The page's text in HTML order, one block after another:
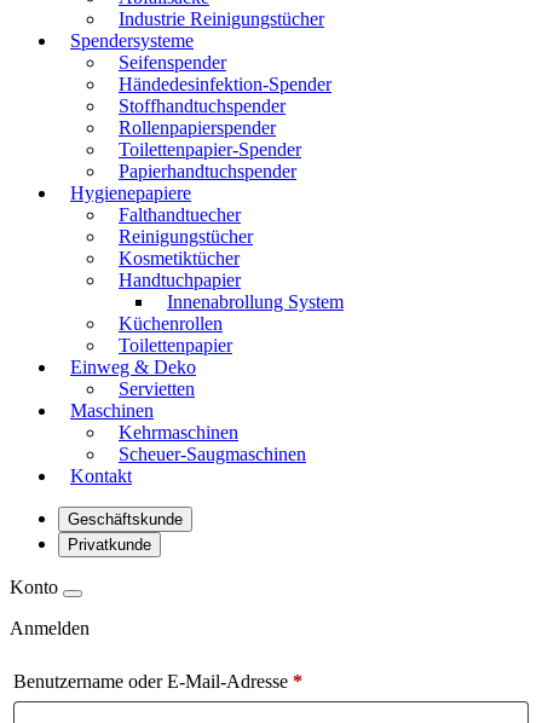
Industrie Reinigungstücher
Spendersysteme
Seifenspender
Händedesinfektion-Spender
Stoffhandtuchspender
Rollenpapierspender
Toilettenpapier-Spender
Papierhandtuchspender
Hygienepapiere
Falthandtuecher
Reinigungstücher
Kosmetiktücher
Handtuchpapier
Innenabrollung System
Küchenrollen
Toilettenpapier
Einweg & Deko
Servietten
Maschinen
Kehrmaschinen
Scheuer-Saugmaschinen
Kontakt
Geschäftskunde
Privatkunde
Konto
Anmelden
Benutzername oder E-Mail-Adresse *